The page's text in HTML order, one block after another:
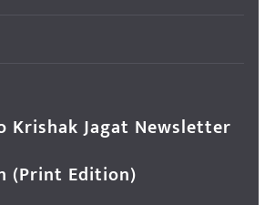
Krishak Jagat Newsletter
(Print Edition)